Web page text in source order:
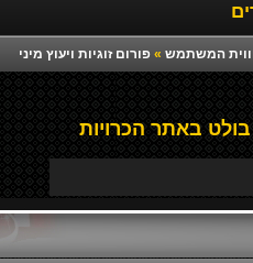
המשתמש » פורום זוגיות ויעוץ מיני
באתר הכרויות